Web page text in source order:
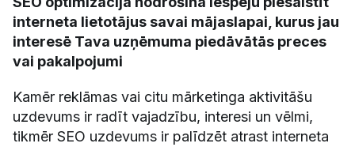
interneta lietotājus savai mājaslapai, kurus jau
interesē Tava uzņēmuma piedāvātās preces
vai pakalpojumi
Kamēr reklāmas vai citu mārketinga aktivitāšu
uzdevums ir radīt vajadzību, interesi un vēlmi,
tikmēr SEO uzdevums ir palīdzēt atrast interneta